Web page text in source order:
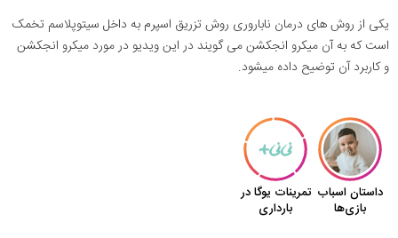
یکی از روش های درمان ناباروری روش تزریق اسپرم به داخل سیتوپلاسم تخمک
است که به آن میکرو انجکشن می گویند در این ویدیو در مورد میکرو انجکشن
و کاربرد آن توضیح داده میشود.